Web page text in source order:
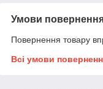
Умови
Повернення товару
Всі умови